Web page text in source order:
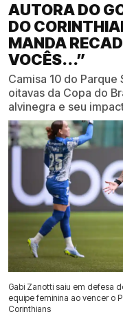
AUTORA DO
DO
MANDA
VOCÊS...”
Camisa 10 do Parque
oitavas da Copa do
alvinegra e seu
Gabi Zanotti saiu em defesa
equipe feminina ao vencer o
Corinthians